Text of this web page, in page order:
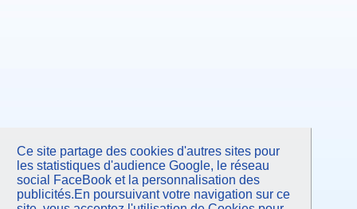
Ce site partage des cookies d'autres sites pour
les statistiques d'audience Google, le réseau
social FaceBook et la personnalisation des
publicités.En poursuivant votre navigation sur ce